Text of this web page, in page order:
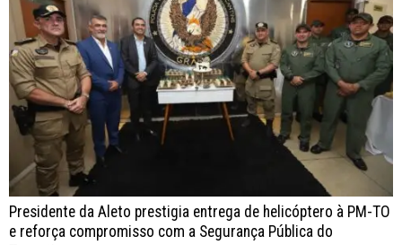
Presidente da Aleto prestigia entrega de helicóptero à PM-TO
e reforça compromisso com a Segurança Pública do